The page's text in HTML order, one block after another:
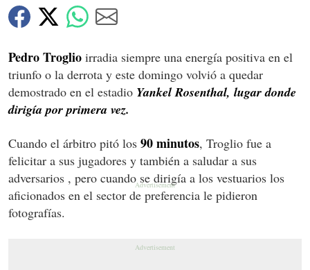
Pedro Troglio irradia siempre una energía positiva en el
triunfo o la derrota y este domingo volvió a quedar
demostrado en el estadio Yankel Rosenthal, lugar donde
dirigía por primera vez.
Cuando el árbitro pitó los 90 minutos, Troglio fue a
felicitar a sus jugadores y también a saludar a sus
adversarios , pero cuando se dirigía a los vestuarios los
aficionados en el sector de preferencia le pidieron
fotografías.